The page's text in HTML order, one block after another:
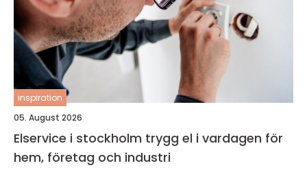
inspiration
05. August 2026
Elservice i stockholm trygg el i vardagen för
hem, företag och industri